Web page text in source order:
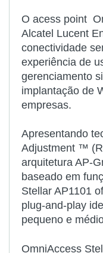
O acess point
Alcatel Lucent
conectividade
experiência de
gerenciamento
implantação de
empresas.
Apresentando
Adjustment ™
arquitetura AP-
baseado em
Stellar AP1101
plug-and-play
pequeno e
OmniAccess